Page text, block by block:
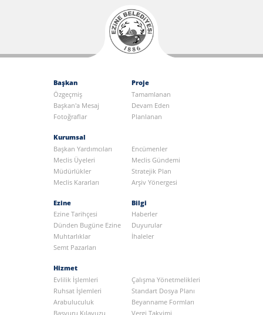
Başkan
Özgeçmiş
Başkan'a Mesaj
Fotoğraflar
Proje
Tamamlanan
Devam Eden
Planlanan
Kurumsal
Başkan Yardımcıları
Encümenler
Meclis Üyeleri
Meclis Gündemi
Müdürlükler
Stratejik Plan
Meclis Kararları
Arşiv Yönergesi
Ezine
Ezine Tarihçesi
Dünden Bugüne Ezine
Muhtarlıklar
Semt Pazarları
Bilgi
Haberler
Duyurular
İhaleler
Hizmet
Evlilik İşlemleri
Çalışma Yönetmelikleri
Ruhsat İşlemleri
Standart Dosya Planı
Arabuluculuk
Beyanname Formları
Başvuru Kılavuzu
Vergi Takvimi